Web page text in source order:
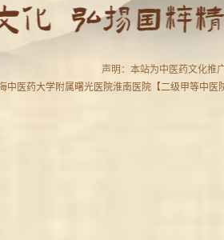
声明：本站为中医药文化推
海中医药大学附属曙光医院淮南医院【二级甲等中医